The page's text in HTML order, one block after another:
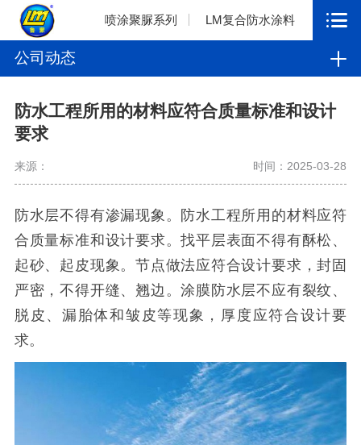
喷涂聚脲系列 LM复合防水涂料
公司动态
防水工程所用的材料应符合质量标准和设计
要求
来源： 时间：2025-03-28
防水层不得有渗漏现象。防水工程所用的材料应符
合质量标准和设计要求。找平层表面不得有酥松、
起砂、起皮现象。节点做法应符合设计要求，封固
严密，不得开缝、翘边。涂膜防水层不应有裂纹、
脱皮、漏胎体和皱皮等现象，厚度应符合设计要
求。